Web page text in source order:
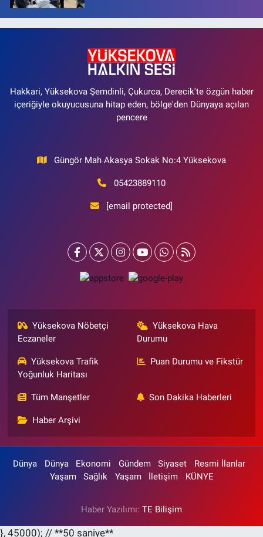
Hakkari, Yüksekova Şemdinli, Çukurca, Derecik'te özgün haber
içeriğiyle okuyucusuna hitap eden, bölge'den Dünyaya açılan
pencere
Güngör Mah Akasya Sokak No:4 Yüksekova
05423889110
[email protected]
Yüksekova Nöbetçi
Eczaneler
Yüksekova Hava
Durumu
Yüksekova Trafik
Yoğunluk Haritası
Puan Durumu ve Fikstür
Tüm Manşetler Son Dakika Haberleri
Haber Arşivi
Dünya Dünya Ekonomi Gündem Siyaset
Resmi İlanlar
Yaşam
Sağlık Yaşam İletişim KÜNYE
Haber Yazılımı: TE Bilişim
}, 45000); // **50 saniye**